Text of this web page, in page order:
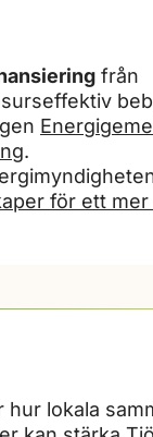
från
.
för ett
lokala